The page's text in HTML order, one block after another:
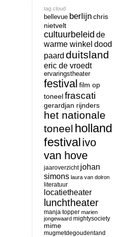
tag cloud
bellevue berlijnchris
nietvelt
cultuurbeleid de
warme winkel dood
paard duitsland
eric de vroedt
ervaringstheater
festival film op
toneelfrascati
gerardjan rijnders
het nationale
toneel holland
festival ivo
van hove
jaaroverzicht johan
simons laura van dolron
literatuur
locatietheater
lunchtheater
manja topper marien
jongewaard mightysociety
mime
mugmetdegoudentand